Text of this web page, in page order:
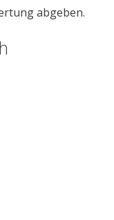
abgeben.